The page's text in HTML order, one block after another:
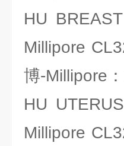
HU
Millipore
博-Millipore
HU
Millipore